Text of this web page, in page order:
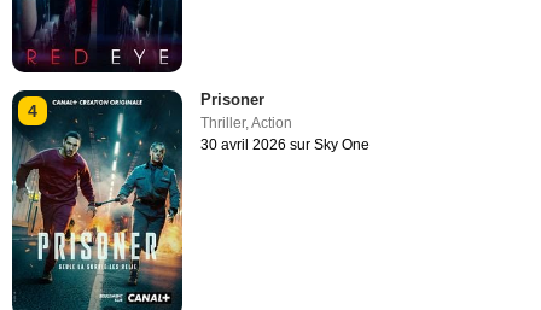
4
Prisoner
Thriller,Action
30 avril 2026 sur Sky One